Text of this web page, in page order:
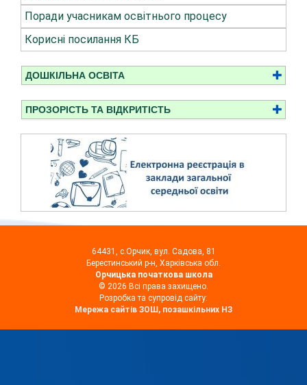
Поради учасникам освітнього процесу
Корисні посилання КБ
ДОШКІЛЬНА ОСВІТА
ПРОЗОРІСТЬ ТА ВІДКРИТІСТЬ
64431, с.Орчик, вул. Садова, 81
Берестинський р-н, Харківська обл.
Орчицька початкова школа
© 2026 Всі права захищено.
Розробка та супровід сайту:
Мережа сайтів ЗОШ, позашкільних НЗ